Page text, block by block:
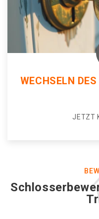
WECHSELN
JETZT